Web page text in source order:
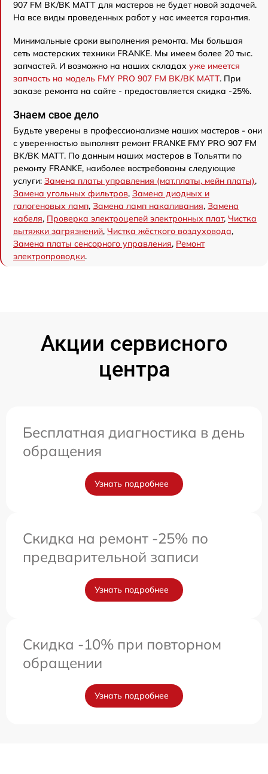
907 FM BK/BK MATT для мастеров не будет новой задачей.
На все виды проведенных работ у нас имеется гарантия.
Минимальные сроки выполнения ремонта. Мы большая
сеть мастерских техники FRANKE. Мы имеем более 20 тыс.
запчастей. И возможно на наших складах уже имеется
запчасть на модель FMY PRO 907 FM BK/BK MATT. При
заказе ремонта на сайте - предоставляется скидка -25%.
Знаем свое дело
Будьте уверены в профессионализме наших мастеров - они
с уверенностью выполнят ремонт FRANKE FMY PRO 907 FM
BK/BK MATT. По данным наших мастеров в Тольятти по
ремонту FRANKE, наиболее востребованы следующие
услуги: Замена платы управления (мат.платы, мейн платы),
Замена угольных фильтров, Замена диодных и
галогеновых ламп, Замена ламп накаливания, Замена
кабеля, Проверка электроцепей электронных плат, Чистка
вытяжки загрязнений, Чистка жёсткого воздуховода,
Замена платы сенсорного управления, Ремонт
электропроводки.
Акции сервисного
центра
Бесплатная диагностика в день
обращения
Узнать подробнее
Скидка на ремонт -25% по
предварительной записи
Узнать подробнее
Скидка -10% при повторном
обращении
Узнать подробнее